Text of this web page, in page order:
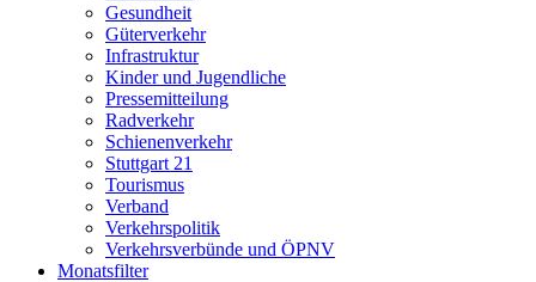
Gesundheit
Güterverkehr
Infrastruktur
Kinder und Jugendliche
Pressemitteilung
Radverkehr
Schienenverkehr
Stuttgart 21
Tourismus
Verband
Verkehrspolitik
Verkehrsverbünde und ÖPNV
Monatsfilter